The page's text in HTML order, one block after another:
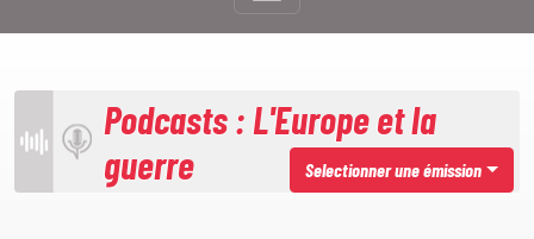
Podcasts : L'Europe et la
guerre
Selectionner une émission